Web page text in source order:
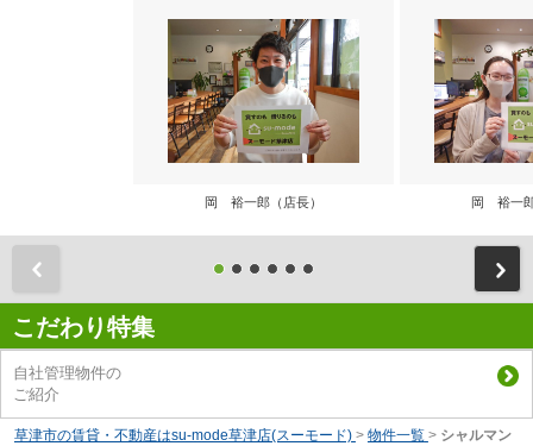
岡 裕一郎（店長） 岡 裕一
こだわり特集
自社管理物件の
ご紹介
草津市の賃貸・不動産はsu-mode草津店(スーモード) > 物件一覧 > シャルマン